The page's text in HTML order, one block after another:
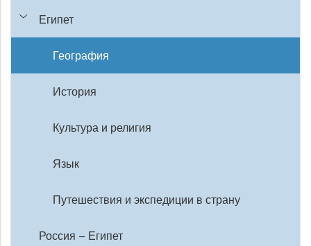
Египет
География
История
Культура и религия
Язык
Путешествия и экспедиции в страну
Россия – Египет